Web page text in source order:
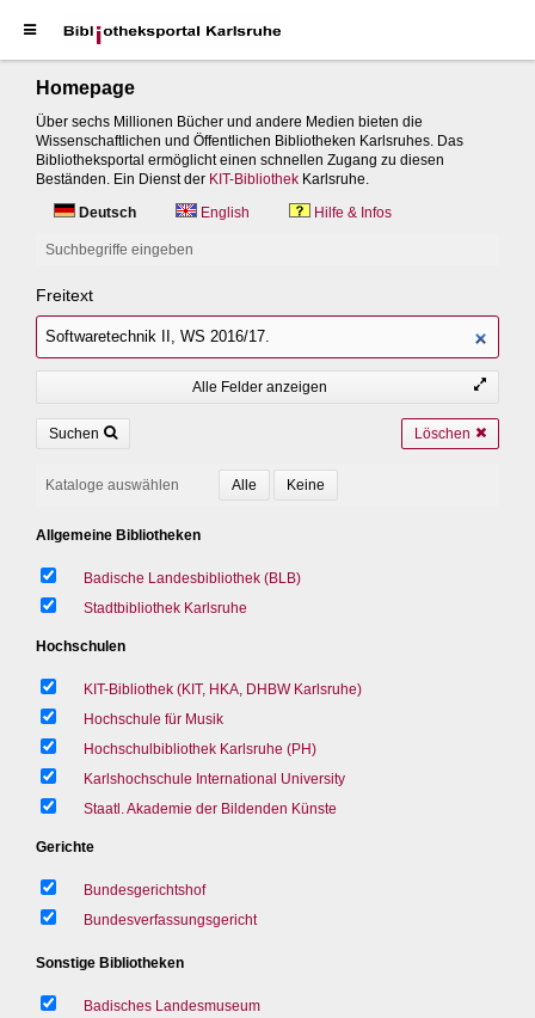
Homepage
Über sechs Millionen Bücher und andere Medien bieten die
Wissenschaftlichen und Öffentlichen Bibliotheken Karlsruhes. Das
Bibliotheksportal ermöglicht einen schnellen Zugang zu diesen
Beständen. Ein Dienst der KIT-Bibliothek Karlsruhe.
Deutsch
English Hilfe & Infos
Suchbegriffe eingeben
Freitext
Alle Felder anzeigen
Suchen Löschen
Kataloge auswählen
Allgemeine Bibliotheken
Badische Landesbibliothek (BLB)
Stadtbibliothek Karlsruhe
Hochschulen
KIT-Bibliothek (KIT, HKA, DHBW Karlsruhe)
Hochschule für Musik
Hochschulbibliothek Karlsruhe (PH)
Karlshochschule International University
Staatl. Akademie der Bildenden Künste
Gerichte
Bundesgerichtshof
Bundesverfassungsgericht
Sonstige Bibliotheken
Badisches Landesmuseum